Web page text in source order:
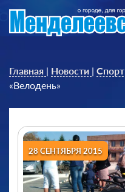
Главная | Новости | Спорт
«Велодень»
28 СЕНТЯБРЯ 2015